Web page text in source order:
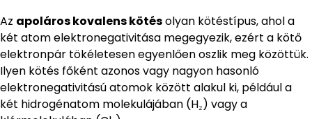
Az apoláros kovalens kötésolyan kötéstípus, ahol a
két atom elektronegativitása megegyezik, ezért a kötő
elektronpár tökéletesen egyenlően oszlik meg közöttük.
Ilyen kötés főként azonos vagy nagyon hasonló
elektronegativitású atomok között alakul ki, például a
két hidrogénatom molekulájában (H₂) vagy a